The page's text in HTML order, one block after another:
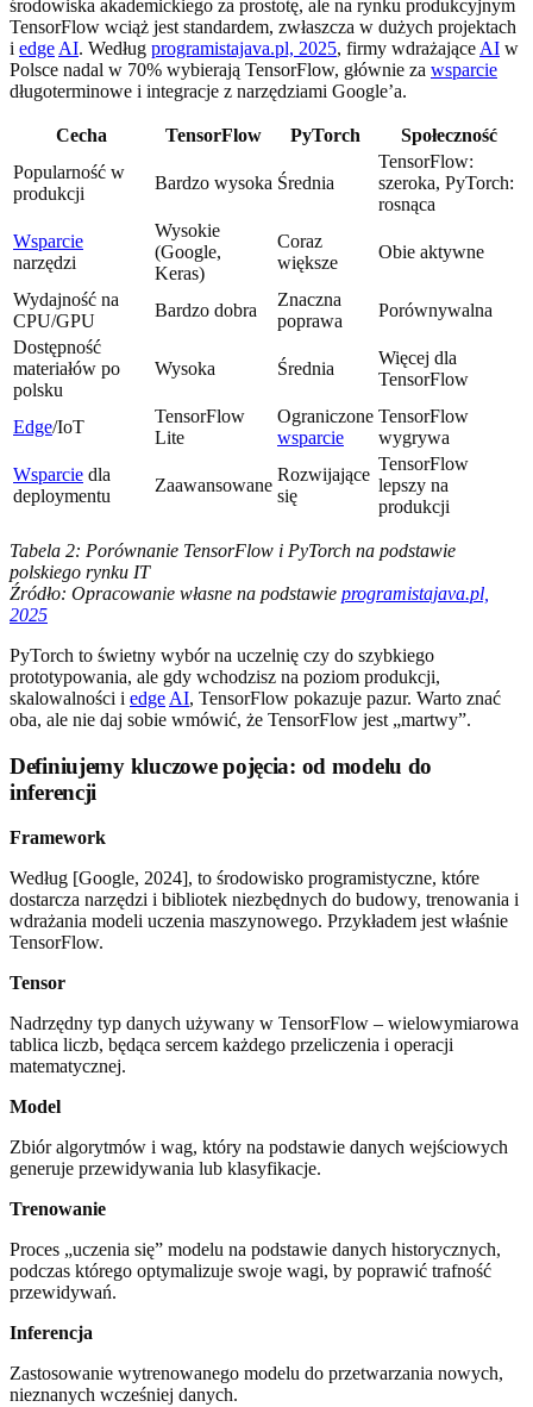
środowiska akademickiego za prostotę, ale na rynku produkcyjnym
TensorFlow wciąż jest standardem, zwłaszcza w dużych projektach
i edge AI. Według programistajava.pl, 2025, firmy wdrażające AI w
Polsce nadal w 70% wybierają TensorFlow, głównie za wsparcie
długoterminowe i integracje z narzędziami Google’a.
Cecha TensorFlow PyTorch
Społeczność
Popularność w
produkcji
Bardzo wysoka Średnia
TensorFlow:
szeroka, PyTorch:
rosnąca
Wsparcie
narzędzi
Wysokie
(Google,
Keras)
Coraz
większe
Obie aktywne
Wydajność na
CPU/GPU
Bardzo dobra
Znaczna
poprawa
Porównywalna
Dostępność
materiałów po
polsku
Wysoka Średnia
Więcej dla
TensorFlow
Edge/IoT
TensorFlow
Lite
Ograniczone
wsparcie
TensorFlow
wygrywa
Wsparcie dla
deploymentu
Zaawansowane
Rozwijające
się
TensorFlow
lepszy na
produkcji
Tabela 2: Porównanie TensorFlow i PyTorch na podstawie
polskiego rynku IT
Źródło: Opracowanie własne na podstawie programistajava.pl,
2025
PyTorch to świetny wybór na uczelnię czy do szybkiego
prototypowania, ale gdy wchodzisz na poziom produkcji,
skalowalności i edge AI, TensorFlow pokazuje pazur. Warto znać
oba, ale nie daj sobie wmówić, że TensorFlow jest „martwy”.
Definiujemy kluczowe pojęcia: od modelu do
inferencji
Framework
Według [Google, 2024], to środowisko programistyczne, które
dostarcza narzędzi i bibliotek niezbędnych do budowy, trenowania i
wdrażania modeli uczenia maszynowego. Przykładem jest właśnie
TensorFlow.
Tensor
Nadrzędny typ danych używany w TensorFlow – wielowymiarowa
tablica liczb, będąca sercem każdego przeliczenia i operacji
matematycznej.
Model
Zbiór algorytmów i wag, który na podstawie danych wejściowych
generuje przewidywania lub klasyfikacje.
Trenowanie
Proces „uczenia się” modelu na podstawie danych historycznych,
podczas którego optymalizuje swoje wagi, by poprawić trafność
przewidywań.
Inferencja
Zastosowanie wytrenowanego modelu do przetwarzania nowych,
nieznanych wcześniej danych.